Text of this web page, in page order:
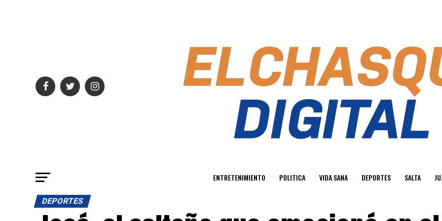
ENTRETENIMIENTO POLITICA VIDA SANA DEPORTES SALTA
DEPORTES